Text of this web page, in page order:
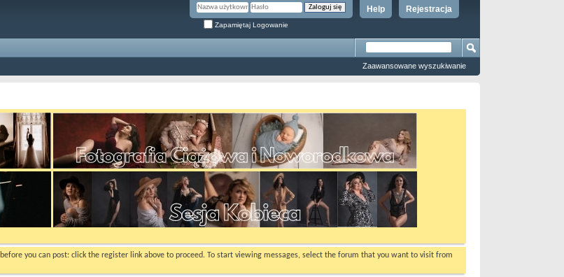
Rejestracja
Help
Zapamiętaj Logowanie
Zaawansowane wyszukiwanie
before you can post: click the register link above to proceed. To start viewing messages, select the forum that you want to visit from